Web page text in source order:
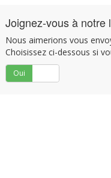
Joignez-vous à notre
Nous aimerions vous
Choisissez ci-dessous si
Oui